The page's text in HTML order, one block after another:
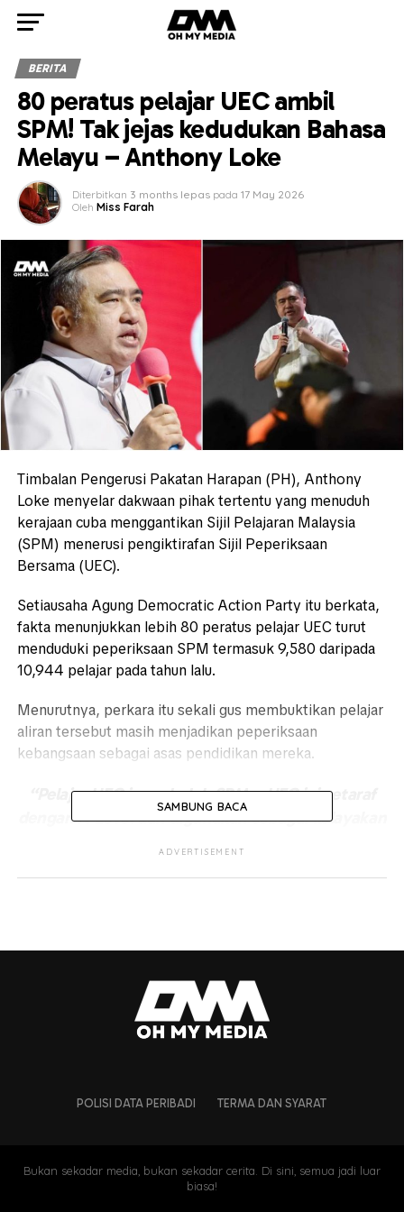
BERITA
80 peratus pelajar UEC ambil
SPM! Tak jejas kedudukan Bahasa
Melayu – Anthony Loke
Diterbitkan 3 months lepas pada 17 May 2026
Oleh Miss Farah
Timbalan Pengerusi Pakatan Harapan (PH), Anthony
Lokemenyelar dakwaan pihak tertentu yang menuduh
kerajaan cuba menggantikan Sijil Pelajaran Malaysia
(SPM) menerusi pengiktirafan Sijil Peperiksaan
Bersama (UEC).
Setiausaha Agung Democratic Action Party itu berkata,
fakta menunjukkan lebih 80 peratus pelajar UEC turut
menduduki peperiksaan SPM termasuk 9,580 daripada
10,944 pelajar pada tahun lalu.
Menurutnya, perkara itu sekali gus membuktikan pelajar
aliran tersebut masih menjadikan peperiksaan
kebangsaan sebagai asas pendidikan mereka.
“Pelajar UEC juga duduk SPM… UEC ini setaraf
dengan A-Level dan digunakan sebagai kelayakan
kerana beliau berani menangani dan
menyelesaikan isu yang sudah berlarutan
berpuluh-puluh tahun ini sedangkan tiada
manifesto,” katanya.
SAMBUNG BACA
ADVERTISEMENT
POLISI DATA PERIBADI TERMA DAN SYARAT
Bukan sekadar media, bukan sekadar cerita. Di sini, semua jadi luar
biasa!